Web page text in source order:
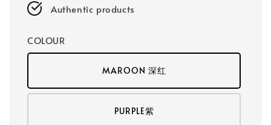
Authentic products
COLOUR
MAROON 深红
PURPLE紫